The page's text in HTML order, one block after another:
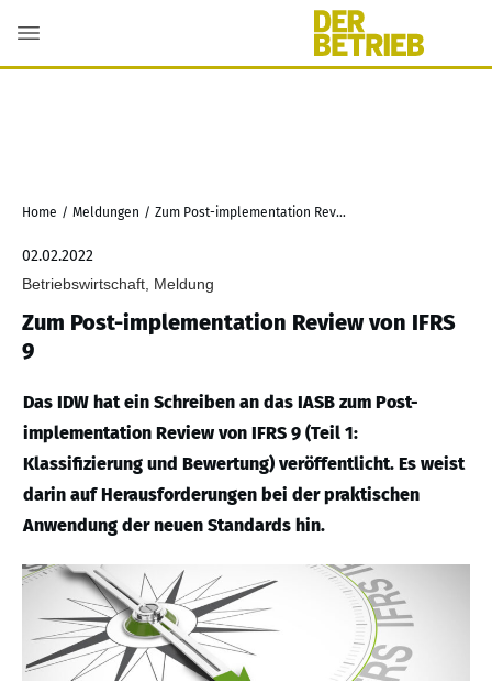
Home / Meldungen / Zum Post-implementation Review von IFRS 9
02.02.2022
Betriebswirtschaft, Meldung
Zum Post-implementation Review von IFRS
9
Das IDW hat ein Schreiben an das IASB zum Post-
implementation Review von IFRS 9 (Teil 1:
Klassifizierung und Bewertung) veröffentlicht. Es weist
darin auf Herausforderungen bei der praktischen
Anwendung der neuen Standards hin.